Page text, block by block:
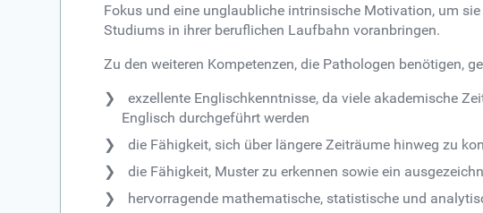
Fokus und eine unglaubliche intrinsische Motivation, um
Studiums in ihrer beruflichen Laufbahn voranbringen.
Zu den weiteren Kompetenzen, die Pathologen benötigen,
exzellente Englischkenntnisse, da viele akademische
Englisch durchgeführt werden
die Fähigkeit, sich über längere Zeiträume hinweg zu
die Fähigkeit, Muster zu erkennen sowie ein
hervorragende mathematische, statistische und